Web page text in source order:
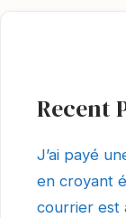
Recent
J’ai payé
en croyant
courrier est